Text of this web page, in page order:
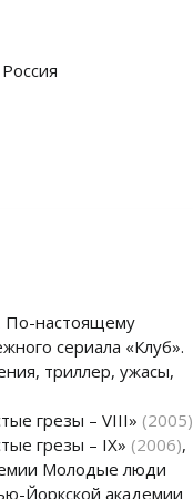
По-настоящему
сериала «Клуб».
триллер, ужасы,
грезы – VIII» (2005)
грезы – IX» (2006),
Молодые люди
Йоркской академии